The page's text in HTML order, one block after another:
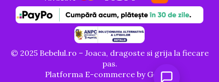
© 2025 Bebelul.ro – Joaca, dragoste si grija la fiecare
pas.
Platforma E-commerce by Gomag